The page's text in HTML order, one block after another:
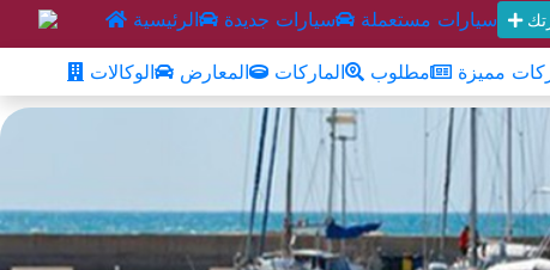
الرئيسية سيارات جديدة سيارات مستعملة
الوكالات المعارض الماركات مطلوب مميزة